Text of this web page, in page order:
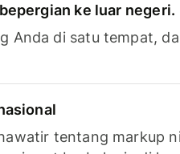
ke luar negeri.
Anda di satu tempat,
tentang markup